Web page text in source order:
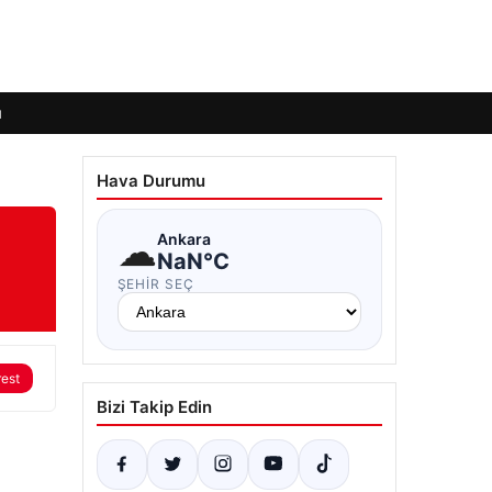
Hava Durumu
☁Ankara
NaN°C
ŞEHIR SEÇ
Bizi Takip Edin